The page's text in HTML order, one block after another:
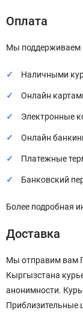
Оплата
Мы поддерживаем
Наличными
Онлайн
Электронные
Онлайн
Платежные
Банковский
Более подробная
Доставка
Мы отправим вам
Кыргызстана
анонимности.
Приблизительные